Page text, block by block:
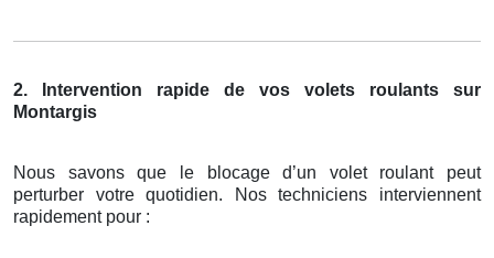
2. Intervention rapide de vos volets roulants sur
Montargis
Nous savons que le blocage d’un volet roulant peut
perturber votre quotidien. Nos techniciens interviennent
rapidement pour :